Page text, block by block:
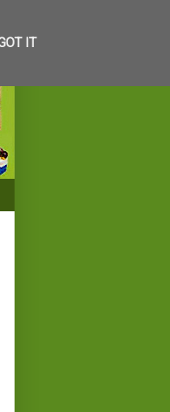
IT